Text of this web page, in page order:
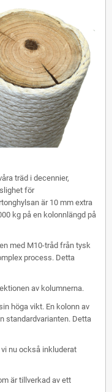
träd i decennier,
för
är 10 mm extra
kg på en kolonnlängd på
med M10-tråd från tysk
process. Detta
av kolumnerna.
höga vikt. En kolonn av
standardvarianten. Detta
nu också inkluderat
är tillverkad av ett